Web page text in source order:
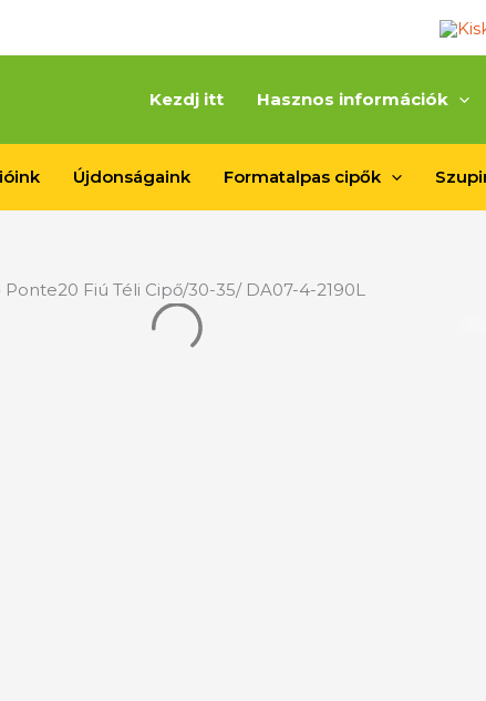
Kezdj itt
Hasznos információk
Újdonságaink Formatalpas cipők
Ponte20 Fiú Téli Cipő/30-35/ DA07-4-2190L